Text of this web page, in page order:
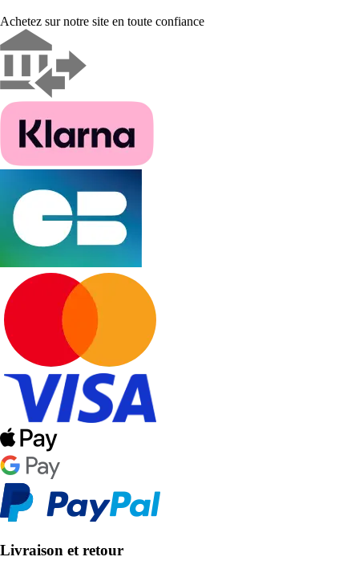
Achetez sur notre site en toute confiance
Livraison et retour